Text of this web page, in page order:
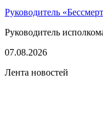
Руководитель
Руководитель
07.08.2026
Лента новостей